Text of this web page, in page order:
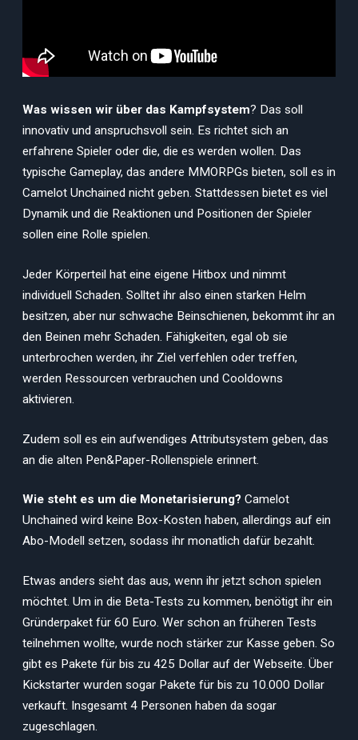
Was wissen wir über das Kampfsystem? Das soll
innovativ und anspruchsvoll sein. Es richtet sich an
erfahrene Spieler oder die, die es werden wollen. Das
typische Gameplay, das andere MMORPGs bieten, soll es in
Camelot Unchained nicht geben. Stattdessen bietet es viel
Dynamik und die Reaktionen und Positionen der Spieler
sollen eine Rolle spielen.
Jeder Körperteil hat eine eigene Hitbox und nimmt
individuell Schaden. Solltet ihr also einen starken Helm
besitzen, aber nur schwache Beinschienen, bekommt ihr an
den Beinen mehr Schaden. Fähigkeiten, egal ob sie
unterbrochen werden, ihr Ziel verfehlen oder treffen,
werden Ressourcen verbrauchen und Cooldowns
aktivieren.
Zudem soll es ein aufwendiges Attributsystem geben, das
an die alten Pen&Paper-Rollenspiele erinnert.
Wie steht es um die Monetarisierung? Camelot
Unchained wird keine Box-Kosten haben, allerdings auf ein
Abo-Modell setzen, sodass ihr monatlich dafür bezahlt.
Etwas anders sieht das aus, wenn ihr jetzt schon spielen
möchtet. Um in die Beta-Tests zu kommen, benötigt ihr ein
Gründerpaket für 60 Euro. Wer schon an früheren Tests
teilnehmen wollte, wurde noch stärker zur Kasse geben. So
gibt es Pakete für bis zu 425 Dollar auf der Webseite. Über
Kickstarter wurden sogar Pakete für bis zu 10.000 Dollar
verkauft. Insgesamt 4 Personen haben da sogar
zugeschlagen.